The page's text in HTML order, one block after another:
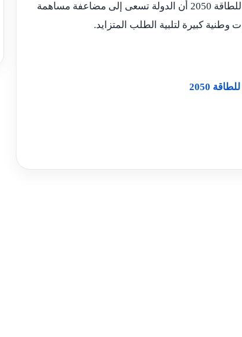
لضمان استقرار الإمدادات. وتوضح استراتيجية الإمارات للطاقة 2050 أن الدولة تسعى إلى مضاعفة مساهمة
2050